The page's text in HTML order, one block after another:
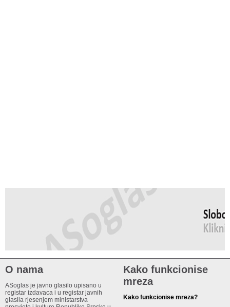
O nama
ASoglas je javno glasilo upisano u
registar izdavaca i u registar javnih
glasila rjesenjem ministarstva
Kako funkcionise
mreza
Kako funkcionise mreza?